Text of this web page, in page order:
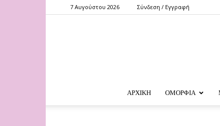
7 Αυγούστου 2026 Σύνδεση / Εγγραφή
ΑΡΧΙΚΗ ΟΜΟΡΦΙΑ